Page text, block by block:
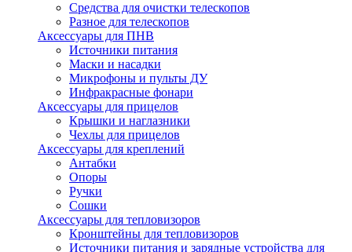
Средства для очистки телескопов
Разное для телескопов
Аксессуары для ПНВ
Источники питания
Маски и насадки
Микрофоны и пульты ДУ
Инфракрасные фонари
Аксессуары для прицелов
Крышки и наглазники
Чехлы для прицелов
Аксессуары для креплений
Антабки
Опоры
Ручки
Сошки
Аксессуары для тепловизоров
Кронштейны для тепловизоров
Источники питания и зарядные устройства для